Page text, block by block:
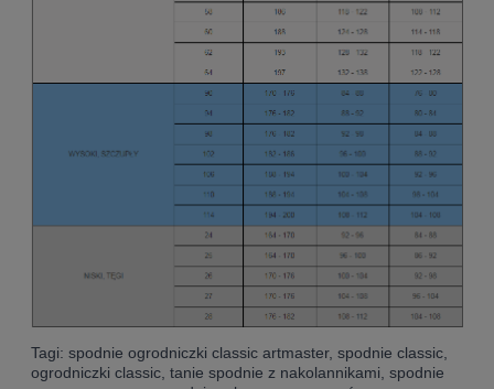
Tagi: spodnie ogrodniczki classic artmaster, spodnie classic,
ogrodniczki classic, tanie spodnie z nakolannikami, spodnie